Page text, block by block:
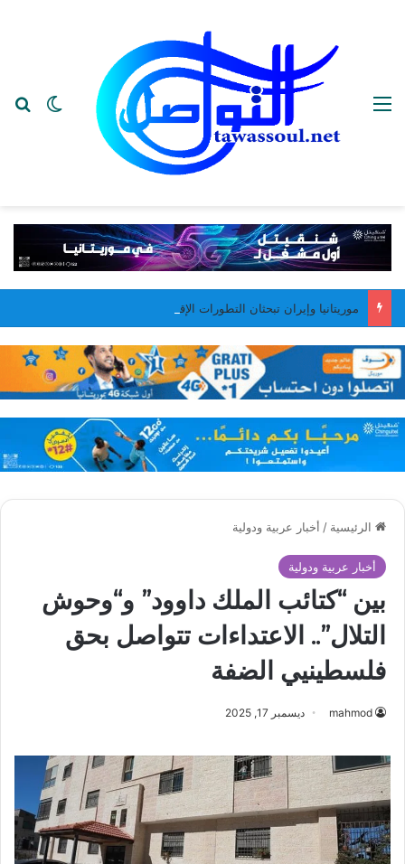
الوضع القائمة
الرئيسية / أخبار عربية ودولية
أخبار عربية ودولية
بين “كتائب الملك داوود” و“وحوش
التلال”.. الاعتداءات تتواصل بحق
فلسطينيي الضفة
mahmod ديسمبر 17, 2025